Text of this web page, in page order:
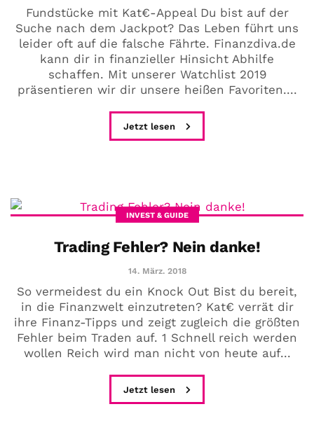
Fundstücke mit Kat€-Appeal Du bist auf der
Suche nach dem Jackpot? Das Leben führt uns
leider oft auf die falsche Fährte. Finanzdiva.de
kann dir in finanzieller Hinsicht Abhilfe
schaffen. Mit unserer Watchlist 2019
präsentieren wir dir unsere heißen Favoriten....
Jetzt lesen
INVEST & GUIDE
Trading Fehler? Nein danke!
14. März. 2018
So vermeidest du ein Knock Out Bist du bereit,
in die Finanzwelt einzutreten? Kat€ verrät dir
ihre Finanz-Tipps und zeigt zugleich die größten
Fehler beim Traden auf. 1 Schnell reich werden
wollen Reich wird man nicht von heute auf...
Jetzt lesen